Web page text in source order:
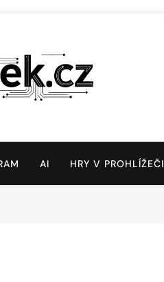
AI HRY V PROHLÍŽEČI